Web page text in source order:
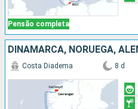
Pensão completa
DINAMARCA, NORUEGA,
Costa Diadema 8 d